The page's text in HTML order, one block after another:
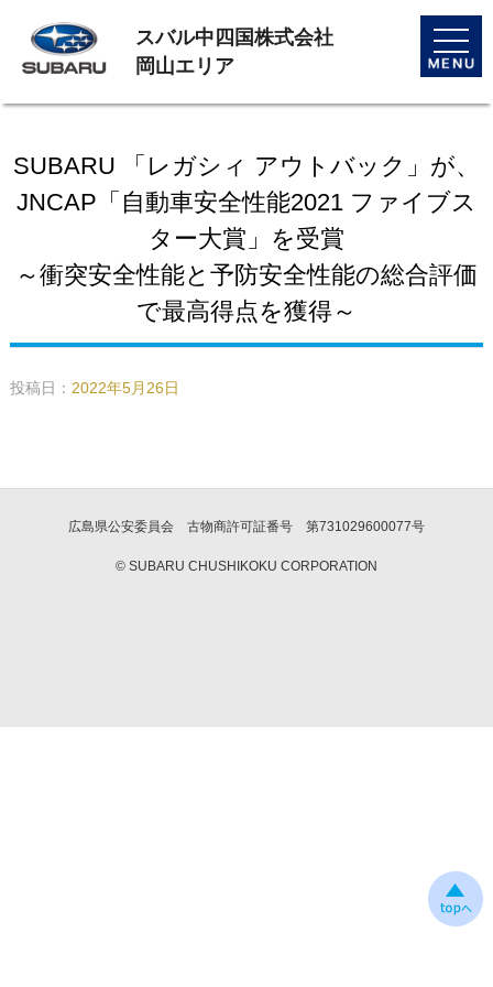
toggle
スバル中四国株式会社
岡山エリア
SUBARU 「レガシィ アウトバック」が、
JNCAP「自動車安全性能2021 ファイブス
ター大賞」を受賞
～衝突安全性能と予防安全性能の総合評価
で最高得点を獲得～
投稿日： 2022年5月26日
広島県公安委員会 古物商許可証番号 第731029600077号
© SUBARU CHUSHIKOKU CORPORATION